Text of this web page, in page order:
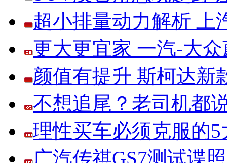
超小排量动力解析 上
更大更宜家 一汽-大
颜值有提升 斯柯达新
不想追尾？老司机都
理性买车必须克服的5
广汽传祺GS7测试谍